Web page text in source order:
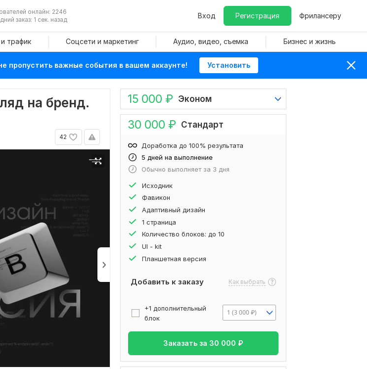
онлайн: 2246
заказ: 1 сек. назад
Вход Регистрация Фрилансеру
и трафик Соцсети и маркетинг Аудио, видео, съемка Бизнес и жизнь
пропустить важные события в вашем аккаунте! Установить
на бренд.
42
15 000 ₽ Эконом
30 000 ₽ Стандарт
5 дней на выполнение
Доработка до 100% результата
Обычно выполняет за 3 дня
Исходник
Фавикон
Адаптивный дизайн
1 страница
Количество блоков: до 10
UI - kit
Планшетная версия
Добавить к заказу Как выбрать
+1 дополнительный
блок
1 (3 000 ₽)
Заказать за 30 000 ₽